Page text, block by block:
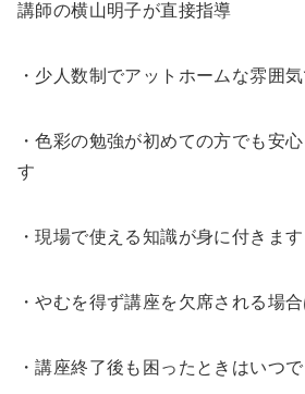
講師の横山明子が直接指導
・少人数制でアットホームな雰囲
・色彩の勉強が初めての方でも安
す
・現場で使える知識が身に付きます
・やむを得ず講座を欠席される場
・講座終了後も困ったときはいつ